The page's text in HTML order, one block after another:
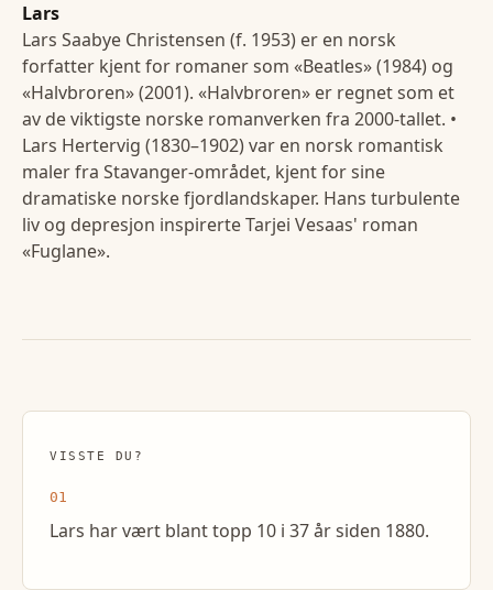
Lars
Lars Saabye Christensen (f. 1953) er en norsk
forfatter kjent for romaner som «Beatles» (1984) og
«Halvbroren» (2001). «Halvbroren» er regnet som et
av de viktigste norske romanverken fra 2000-tallet. •
Lars Hertervig (1830–1902) var en norsk romantisk
maler fra Stavanger-området, kjent for sine
dramatiske norske fjordlandskaper. Hans turbulente
liv og depresjon inspirerte Tarjei Vesaas' roman
«Fuglane».
VISSTE DU?
01
Lars har vært blant topp 10 i 37 år siden 1880.